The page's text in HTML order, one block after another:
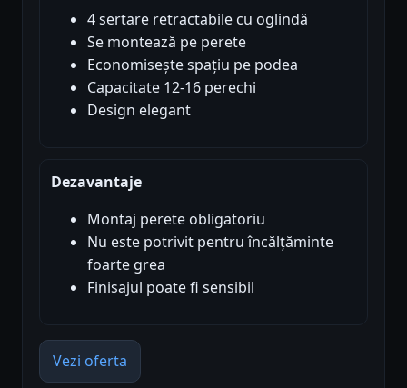
4 sertare retractabile cu oglindă
Se montează pe perete
Economisește spațiu pe podea
Capacitate 12-16 perechi
Design elegant
Dezavantaje
Montaj perete obligatoriu
Nu este potrivit pentru încălțăminte
foarte grea
Finisajul poate fi sensibil
Vezi oferta